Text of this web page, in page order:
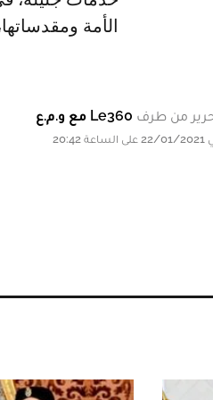
الأمة
من طرف Le360 مع و.م.ع
20:42